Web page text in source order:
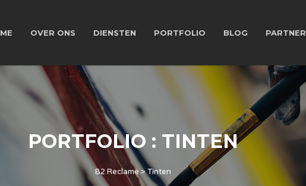
OVER ONS DIENSTEN PORTFOLIO BLOG
PORTFOLIO : TINTEN
B2 Reclame>Tinten